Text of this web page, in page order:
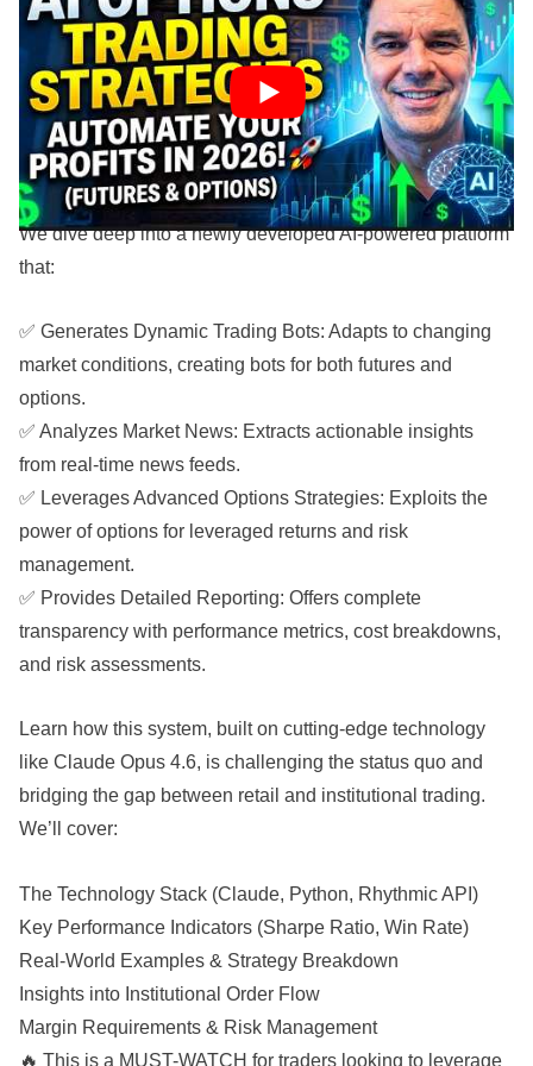
reveals a revolutionary system for AI options trading
strategies and futures, designed to give you an edge in
today’s market. Discover how AI is automating complex
trading decisions, analyzing institutional order flow, and
generating profitable trades 24/7.
We dive deep into a newly developed AI-powered platform
that:
✅ Generates Dynamic Trading Bots: Adapts to changing
market conditions, creating bots for both futures and
options.
✅ Analyzes Market News: Extracts actionable insights
from real-time news feeds.
✅ Leverages Advanced Options Strategies: Exploits the
power of options for leveraged returns and risk
management.
✅ Provides Detailed Reporting: Offers complete
transparency with performance metrics, cost breakdowns,
and risk assessments.
Learn how this system, built on cutting-edge technology
like Claude Opus 4.6, is challenging the status quo and
bridging the gap between retail and institutional trading.
We’ll cover:
The Technology Stack (Claude, Python, Rhythmic API)
Key Performance Indicators (Sharpe Ratio, Win Rate)
Real-World Examples & Strategy Breakdown
Insights into Institutional Order Flow
Margin Requirements & Risk Management
🔥 This is a MUST-WATCH for traders looking to leverage